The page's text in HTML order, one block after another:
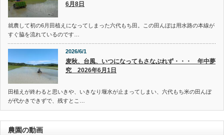
6月8日
就農して初の6月田植えになってしまった六代もち田。この田んぼは用水路の本線が
すぐ脇を流れているのです…
2026/6/1
麦秋、台風、いつになってもさなぶれず・・・ 年中夢
究 2026年6月1日
田植えが終わると思いきや、いきなり堰水が止まってしまい、六代もち米の田んぼ
が代かきできずで、残すとこ…
農園の動画